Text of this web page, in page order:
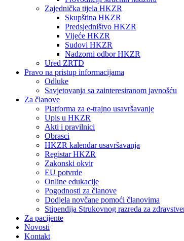
Zajednička tijela HKZR
Skupština HKZR
Predsjedništvo HKZR
Vijeće HKZR
Sudovi HKZR
Nadzorni odbor HKZR
Ured ZRTD
Pravo na pristup informacijama
Odluke
Savjetovanja sa zainteresiranom javnošću
Za članove
Platforma za e-trajno usavršavanje
Upis u HKZR
Akti i pravilnici
Obrasci
HKZR kalendar usavršavanja
Registar HKZR
Zakonski okvir
EU potvrde
Online edukacije
Pogodnosti za članove
Dodjela novčane pomoći članovima
Stipendija Strukovnog razreda za
Za pacijente
Novosti
Kontakt